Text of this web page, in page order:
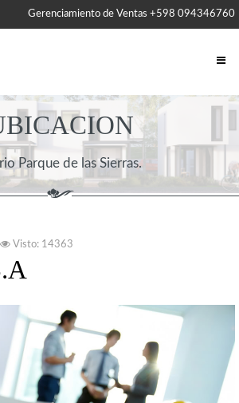
Gerenciamiento de Ventas +598 094346760
Parque de las Sierras.
Visto: 14363